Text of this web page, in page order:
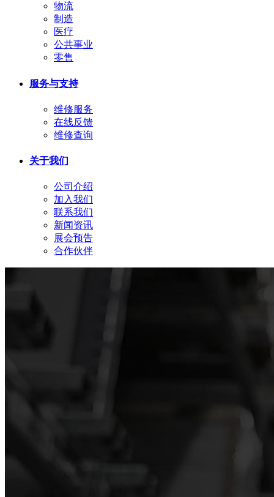
物流
制造
医疗
公共事业
零售
服务与支持
维修服务
在线反馈
维修查询
关于我们
公司介绍
加入我们
联系我们
新闻资讯
展会预告
合作伙伴